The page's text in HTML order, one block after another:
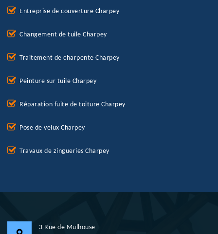
Entreprise de couverture Charpey
Changement de tuile Charpey
Traitement de charpente Charpey
Peinture sur tuile Charpey
Réparation fuite de toiture Charpey
Pose de velux Charpey
Travaux de zingueries Charpey
3 Rue de Mulhouse